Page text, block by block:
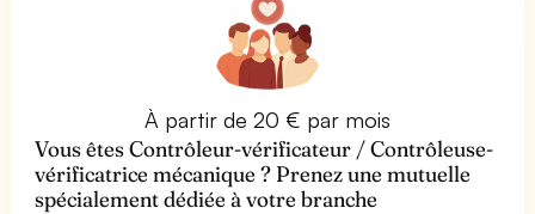
À partir de 20 € par mois
Vous êtes Contrôleur-vérificateur / Contrôleuse-
vérificatrice mécanique ? Prenez une mutuelle
spécialement dédiée à votre branche